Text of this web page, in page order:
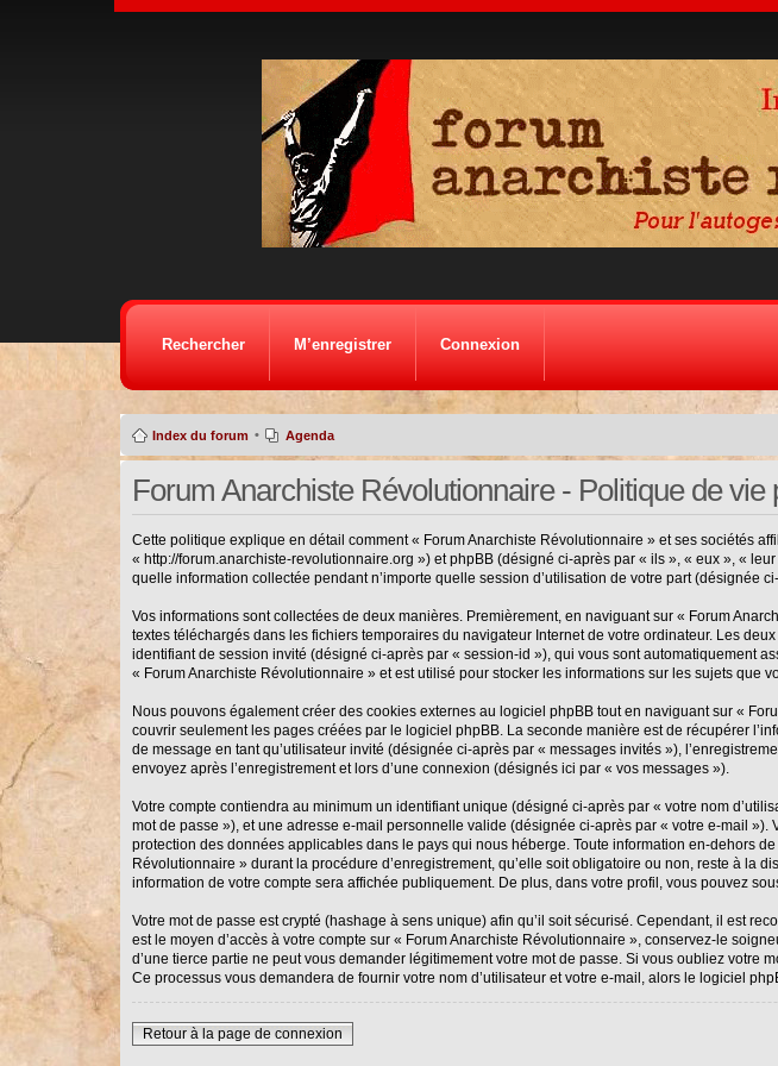
Rechercher M’enregistrer Connexion
Index du forum • Agenda
Forum Anarchiste Révolutionnaire - Politique de vie
Cette politique explique en détail comment « Forum Anarchiste Révolutionnaire » et ses sociétés
« http://forum.anarchiste-revolutionnaire.org ») et phpBB (désigné ci-après par « ils », « eux », «
quelle information collectée pendant n’importe quelle session d’utilisation de votre part (désignée
Vos informations sont collectées de deux manières. Premièrement, en naviguant sur « Forum
textes téléchargés dans les fichiers temporaires du navigateur Internet de votre ordinateur. Les
identifiant de session invité (désigné ci-après par « session-id »), qui vous sont automatiquement
« Forum Anarchiste Révolutionnaire » et est utilisé pour stocker les informations sur les sujets que
Nous pouvons également créer des cookies externes au logiciel phpBB tout en naviguant sur «
couvrir seulement les pages créées par le logiciel phpBB. La seconde manière est de récupérer
de message en tant qu’utilisateur invité (désignée ci-après par « messages invités »),
envoyez après l’enregistrement et lors d’une connexion (désignés ici par « vos messages »).
Votre compte contiendra au minimum un identifiant unique (désigné ci-après par « votre nom
mot de passe »), et une adresse e-mail personnelle valide (désignée ci-après par « votre e-mail
protection des données applicables dans le pays qui nous héberge. Toute information en-dehors
Révolutionnaire » durant la procédure d’enregistrement, qu’elle soit obligatoire ou non, reste à la
information de votre compte sera affichée publiquement. De plus, dans votre profil, vous pouvez
Votre mot de passe est crypté (hashage à sens unique) afin qu’il soit sécurisé. Cependant, il est
est le moyen d’accès à votre compte sur « Forum Anarchiste Révolutionnaire », conservez-le
d’une tierce partie ne peut vous demander légitimement votre mot de passe. Si vous oubliez
Ce processus vous demandera de fournir votre nom d’utilisateur et votre e-mail, alors le logiciel
Retour à la page de connexion